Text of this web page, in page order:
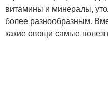
витамины и минералы,
более разнообразным.
какие овощи самые